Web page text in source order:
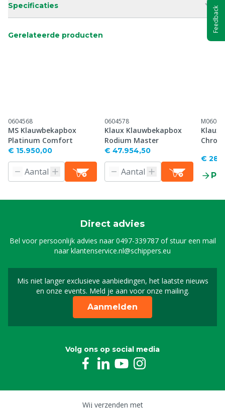
Specificaties
Gerelateerde producten
0604568
MS Klauwbekapbox
Platinum Comfort
€ 15.950,00
0604578
Klaux Klauwbekapbox
Rodium Master
€ 47.954,50
Klaux
€
Direct advies
Bel voor persoonlijk advies naar0497-339787of stuur een mail
naarklantenservice.nl@schippers.eu
Mis niet langer exclusieve aanbiedingen, het laatste nieuws
en onze events. Meld je aan voor onze mailing.
Schrijf je in voor onze
Aanmelden
Volg ons op social media
Wij verzenden met
Feedback